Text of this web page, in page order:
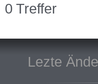
0 Treffer
Lezte